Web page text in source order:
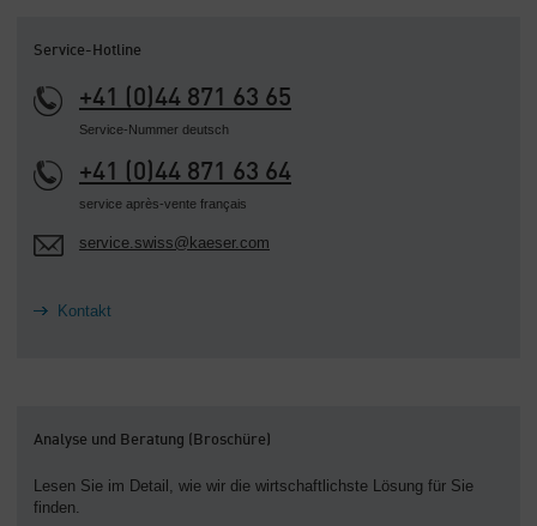
Service-Hotline
+41 (0)44 871 63 65
Service-Nummer deutsch
+41 (0)44 871 63 64
service après-vente français
service.swiss@kaeser.com
Kontakt
Analyse und Beratung (Broschüre)
Lesen Sie im Detail, wie wir die wirtschaftlichste Lösung für Sie
finden.